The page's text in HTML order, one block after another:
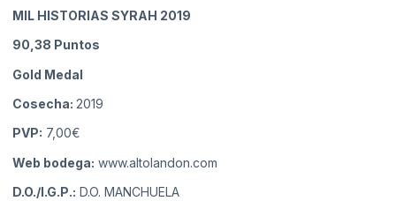
MIL HISTORIAS SYRAH 2019
90,38 Puntos
Gold Medal
Cosecha: 2019
PVP: 7,00€
Web bodega: www.altolandon.com
D.O./I.G.P.: D.O. MANCHUELA